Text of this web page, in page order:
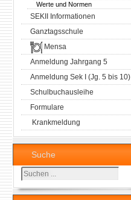
Werte und Normen
SEKII Informationen
Ganztagsschule
Mensa
Anmeldung Jahrgang 5
Anmeldung Sek I (Jg. 5 bis 10)
Schulbuchausleihe
Formulare
Krankmeldung
Suche
Suchen
...